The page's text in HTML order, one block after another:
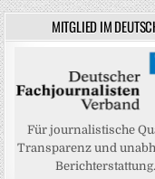
MITGLIED IM
Für journalistische
Transparenz und
Berichterstattung.